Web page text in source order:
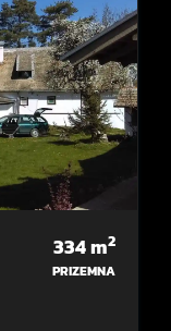
334m2
PRIZEMNA